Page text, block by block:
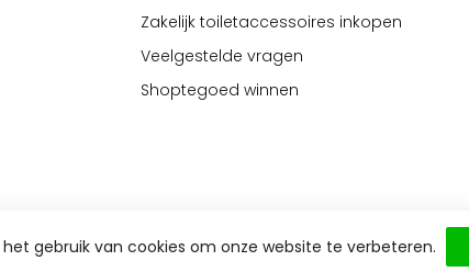
Zakelijk toiletaccessoires inkopen
Veelgestelde vragen
Shoptegoed winnen
© Copyright 2026 Livinq B.V.
gebruik van cookies om onze website te verbeteren.